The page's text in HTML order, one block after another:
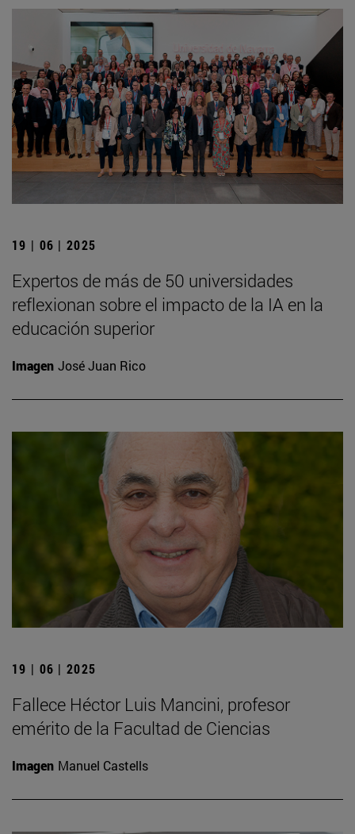
19 | 06 | 2025
Expertos de más de 50 universidades
reflexionan sobre el impacto de la IA en la
educación superior
Imagen José Juan Rico
19 | 06 | 2025
Fallece Héctor Luis Mancini, profesor
emérito de la Facultad de Ciencias
Imagen Manuel Castells